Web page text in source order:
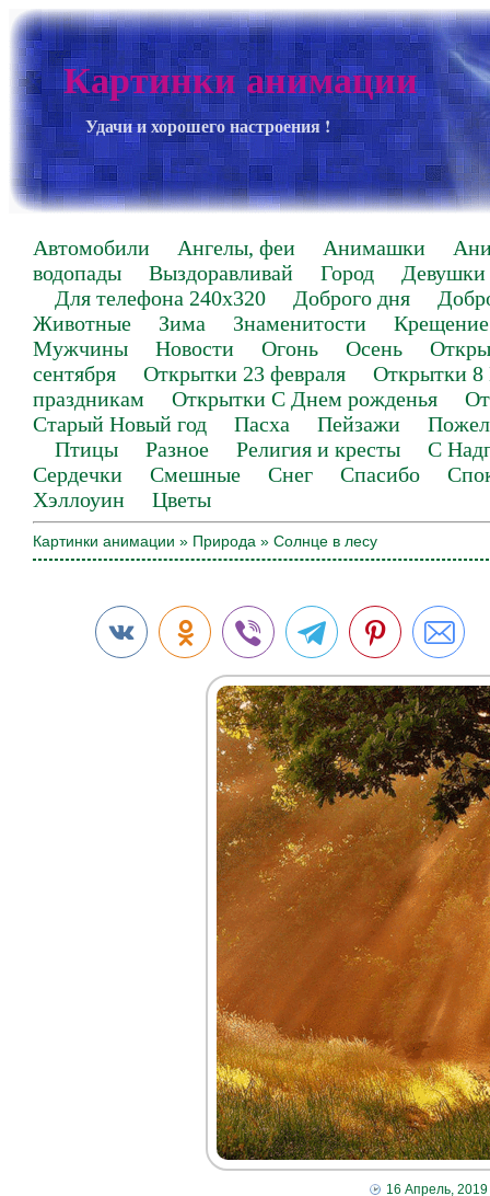
Картинки анимации
Удачи и хорошего настроения !
Автомобили Ангелы, феи Анимашки
водопады
Выздоравливай Город
Девушки
Для телефона 240х320
Доброго дня
Животные
Зима Знаменитости
Крещение
Мужчины
Новости Огонь Осень
сентября
Открытки 23 февраля
Открытки 8
праздникам
Открытки С Днем рожденья
Старый Новый год
Пасха Пейзажи
Птицы
Разное Религия и кресты
С
Сердечки
Смешные Снег Спасибо
Хэллоуин
Цветы
Картинки анимации » Природа » Солнце в лесу
16 Апрель, 2019